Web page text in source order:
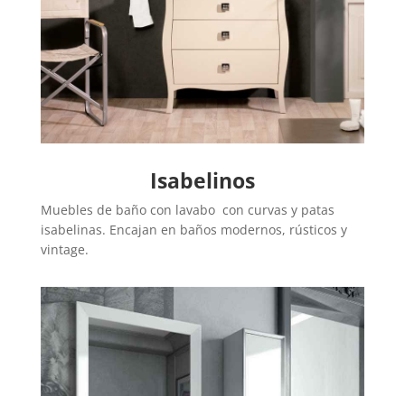
Isabelinos
Muebles de baño con lavabo con curvas y patas
isabelinas. Encajan en baños modernos, rústicos y
vintage.